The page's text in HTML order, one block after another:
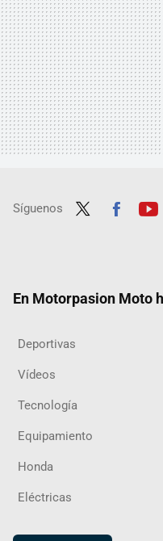
Síguenos
En Motorpasion Moto
Deportivas
Vídeos
Tecnología
Equipamiento
Honda
Eléctricas